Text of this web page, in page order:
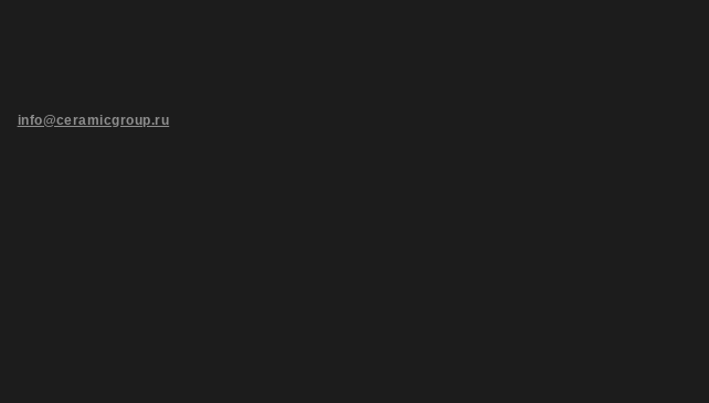
info@ceramicgroup.ru